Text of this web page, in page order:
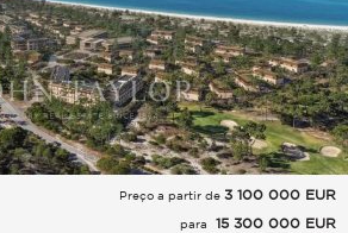
Preço a partir de 3 100 000 EUR
para
15 300 000 EUR